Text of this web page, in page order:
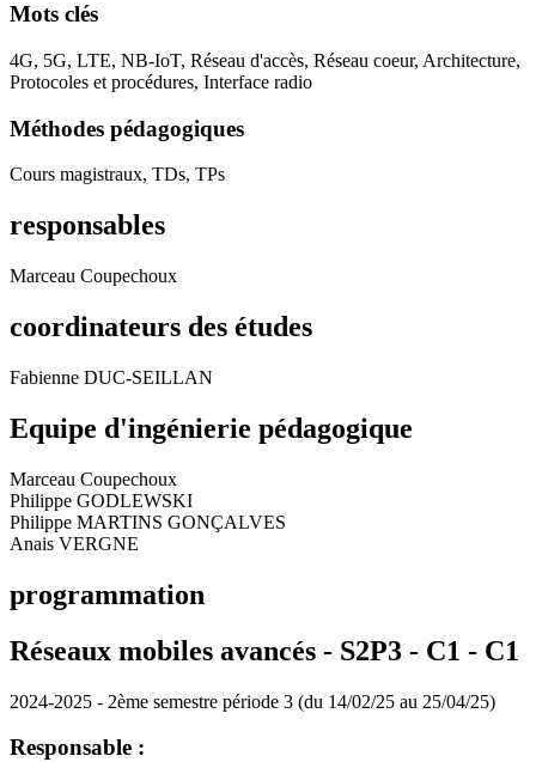
Mots clés
4G, 5G, LTE, NB-IoT, Réseau d'accès, Réseau coeur, Architecture,
Protocoles et procédures, Interface radio
Méthodes pédagogiques
Cours magistraux, TDs, TPs
responsables
Marceau Coupechoux
coordinateurs des études
Fabienne DUC-SEILLAN
Equipe d'ingénierie pédagogique
Marceau Coupechoux
Philippe GODLEWSKI
Philippe MARTINS GONÇALVES
Anais VERGNE
programmation
Réseaux mobiles avancés - S2P3 - C1 - C1
2024-2025 - 2ème semestre période 3 (du 14/02/25 au 25/04/25)
Responsable :